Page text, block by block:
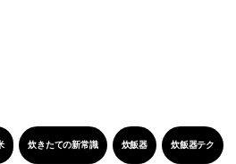
炊きたての新常識 炊飯器 炊飯器テク